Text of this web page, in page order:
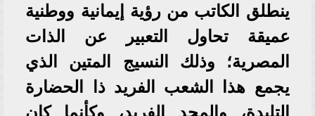
ينطلق الكاتب من رؤية إيمانية ووطنية
عميقة تحاول التعبير عن الذات
المصرية؛ وذلك النسيج المتين الذي
يجمع هذا الشعب الفريد ذا الحضارة
التليدة، والمجد الفريد، وكأنما كان